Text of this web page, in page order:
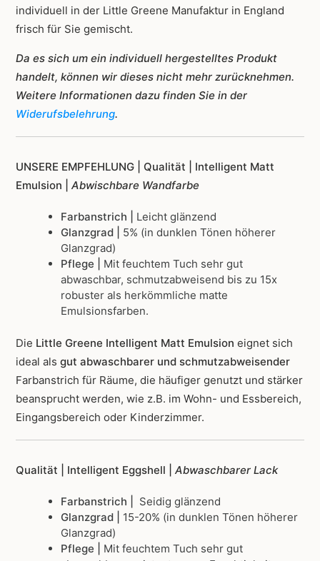
individuell in der Little Greene Manufaktur in England
frisch für Sie gemischt.
Da es sich um ein individuell hergestelltes Produkt
handelt, können wir dieses nicht mehr zurücknehmen.
Weitere Informationen dazu finden Sie in der
Widerufsbelehrung.
UNSERE EMPFEHLUNG | Qualität | Intelligent Matt
Emulsion | Abwischbare Wandfarbe
Farbanstrich | Leicht glänzend
Glanzgrad | 5% (in dunklen Tönen höherer
Glanzgrad)
Pflege |
Mit feuchtem Tuch sehr gut
abwaschbar, schmutzabweisend bis zu 15x
robuster als herkömmliche matte
Emulsionsfarben.
Die Little Greene Intelligent Matt Emulsion eignet sich
ideal als gut abwaschbarer und schmutzabweisender
Farbanstrich für Räume, die häufiger genutzt und stärker
beansprucht werden, wie z.B. im Wohn- und Essbereich,
Eingangsbereich oder Kinderzimmer.
Qualität | Intelligent Eggshell | Abwaschbarer Lack
Farbanstrich | Seidig glänzend
Glanzgrad |
15-20% (in dunklen Tönen höherer
Glanzgrad)
Pflege |
Mit feuchtem Tuch sehr gut